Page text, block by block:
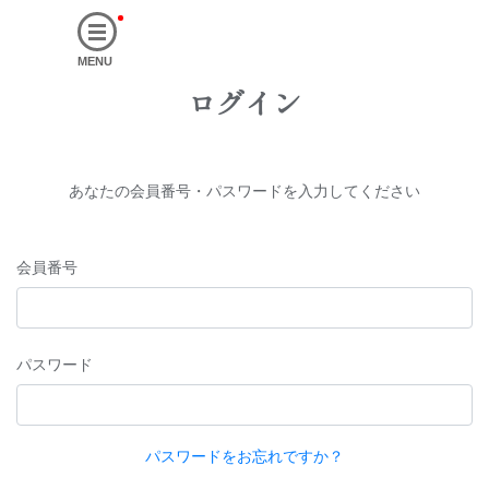
MENU
ログイン
あなたの会員番号・パスワードを入力してください
会員番号
パスワード
パスワードをお忘れですか？